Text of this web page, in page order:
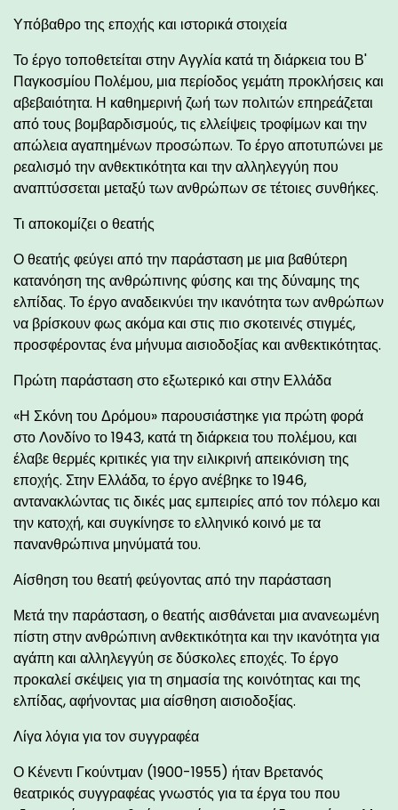
Υπόβαθρο της εποχής και ιστορικά στοιχεία
Το έργο τοποθετείται στην Αγγλία κατά τη διάρκεια του Β'
Παγκοσμίου Πολέμου, μια περίοδος γεμάτη προκλήσεις και
αβεβαιότητα. Η καθημερινή ζωή των πολιτών επηρεάζεται
από τους βομβαρδισμούς, τις ελλείψεις τροφίμων και την
απώλεια αγαπημένων προσώπων. Το έργο αποτυπώνει με
ρεαλισμό την ανθεκτικότητα και την αλληλεγγύη που
αναπτύσσεται μεταξύ των ανθρώπων σε τέτοιες συνθήκες.
Τι αποκομίζει ο θεατής
Ο θεατής φεύγει από την παράσταση με μια βαθύτερη
κατανόηση της ανθρώπινης φύσης και της δύναμης της
ελπίδας. Το έργο αναδεικνύει την ικανότητα των ανθρώπων
να βρίσκουν φως ακόμα και στις πιο σκοτεινές στιγμές,
προσφέροντας ένα μήνυμα αισιοδοξίας και ανθεκτικότητας.
Πρώτη παράσταση στο εξωτερικό και στην Ελλάδα
«Η Σκόνη του Δρόμου» παρουσιάστηκε για πρώτη φορά
στο Λονδίνο το 1943, κατά τη διάρκεια του πολέμου, και
έλαβε θερμές κριτικές για την ειλικρινή απεικόνιση της
εποχής. Στην Ελλάδα, το έργο ανέβηκε το 1946,
αντανακλώντας τις δικές μας εμπειρίες από τον πόλεμο και
την κατοχή, και συγκίνησε το ελληνικό κοινό με τα
πανανθρώπινα μηνύματά του.
Αίσθηση του θεατή φεύγοντας από την παράσταση
Μετά την παράσταση, ο θεατής αισθάνεται μια ανανεωμένη
πίστη στην ανθρώπινη ανθεκτικότητα και την ικανότητα για
αγάπη και αλληλεγγύη σε δύσκολες εποχές. Το έργο
προκαλεί σκέψεις για τη σημασία της κοινότητας και της
ελπίδας, αφήνοντας μια αίσθηση αισιοδοξίας.
Λίγα λόγια για τον συγγραφέα
Ο Κένεντι Γκούντμαν (1900-1955) ήταν Βρετανός
θεατρικός συγγραφέας γνωστός για τα έργα του που